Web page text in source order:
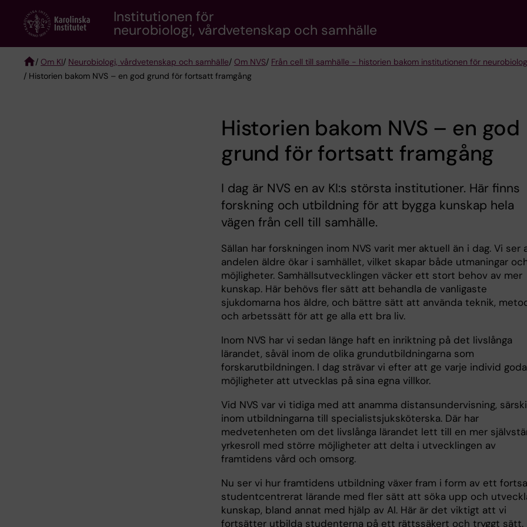
content
Institutionen för
neurobiologi, vårdvetenskap och samhälle
Breadcrumb
/ Om KI/ Neurobiologi, vårdvetenskap och samhälle/ Om NVS/ Från cell till samhälle - historien bakom institutionen för
/ Historien bakom NVS – en god grund för fortsatt framgång
Historien bakom NVS – en god
grund för fortsatt framgång
I dag är NVS en av KI:s största institutioner. Här finns
forskning och utbildning för att bygga kunskap hela
vägen från cell till samhälle.
Sällan har forskningen inom NVS varit mer aktuell än i dag. Vi ser
andelen äldre ökar i samhället, vilket skapar både utmaningar
möjligheter. Samhällsutvecklingen väcker ett stort behov av mer
kunskap. Här behövs fler sätt att behandla de vanligaste
sjukdomarna hos äldre, och bättre sätt att använda teknik,
och arbetssätt för att ge alla ett bra liv.
Inom NVS har vi sedan länge haft en inriktning på det livslånga
lärandet, såväl inom de olika grundutbildningarna som
forskarutbildningen. I dag strävar vi efter att ge varje individ goda
möjligheter att utvecklas på sina egna villkor.
Vid NVS var vi tidiga med att anamma distansundervisning,
inom utbildningarna till specialistsjuksköterska. Där har
medvetenheten om det livslånga lärandet lett till en mer
yrkesroll med större möjligheter att delta i utvecklingen av
framtidens vård och omsorg.
Nu ser vi hur framtidens utbildning växer fram i form av ett
studentcentrerat lärande med fler sätt att söka upp och
kunskap, bland annat med hjälp av AI. Här är det viktigt att vi
fortsätter utbilda studenterna på ett rättssäkert och tryggt sätt.